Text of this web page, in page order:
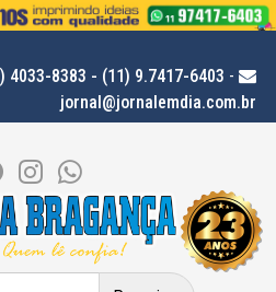
4033-8383 - (11) 9.7417-6403 -
jornal@jornalemdia.com.br